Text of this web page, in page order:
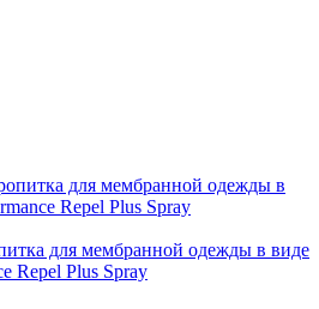
для мембранной одежды в виде
Repel Plus Spray